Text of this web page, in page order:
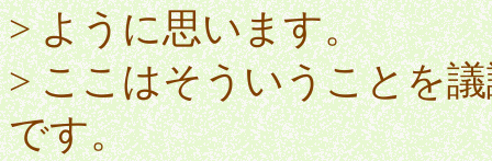
> ように思います。
> ここはそういうことを
です。